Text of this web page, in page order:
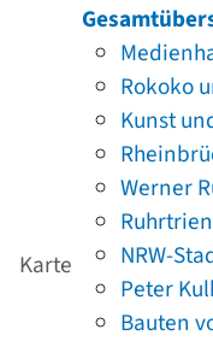
Karte
Rokoko
Kunst
Werner
NRW-
Peter
Bauten